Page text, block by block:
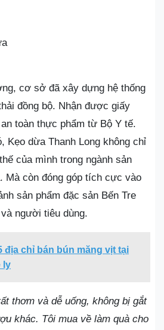
cơ sở đã xây dựng hệ thống
đồng bộ. Nhận được giấy
toàn thực phẩm từ Bộ Y tế.
Kẹo dừa Thanh Long không chỉ
của mình trong ngành sản
Mà còn đóng góp tích cực vào
sản phẩm đặc sản Bến Tre
người tiêu dùng.
địa chỉ bán bún măng vịt tại
ly
thơm và dễ uống, không bị gắt
khác. Tôi mua về làm quà cho